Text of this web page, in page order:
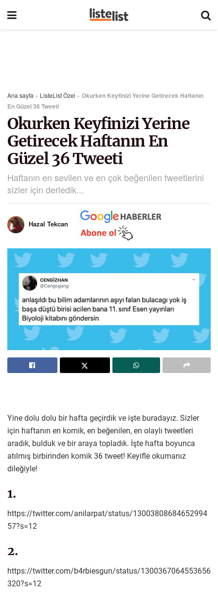
Ana sayfa » ListeList Özel » Okurken Keyfinizi Yerine Getirecek Haftanın
En Güzel 36 Tweeti
Okurken Keyfinizi Yerine
Getirecek Haftanın En
Güzel 36 Tweeti
Haftanın en sevilen ve en çok beğenilen tweetlerini
sizler için derledik...
Hazal Tekcan
Yine dolu dolu bir hafta geçirdik ve işte buradayız. Sizler
için haftanın en komik, en beğenilen, en olaylı tweetleri
aradık, bulduk ve bir araya topladık. İşte hafta boyunca
atılmış birbirinden komik 36 tweet! Keyifle okumanız
dileğiyle!
1.
https://twitter.com/anilarpat/status/13003808684652994
57?s=12
2.
https://twitter.com/b4rbiesgun/status/1300367064553656
320?s=12